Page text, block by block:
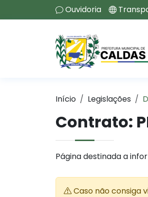
Ouvidoria
Início Legislações
Contrato:
Página destinada a
Caso não consiga